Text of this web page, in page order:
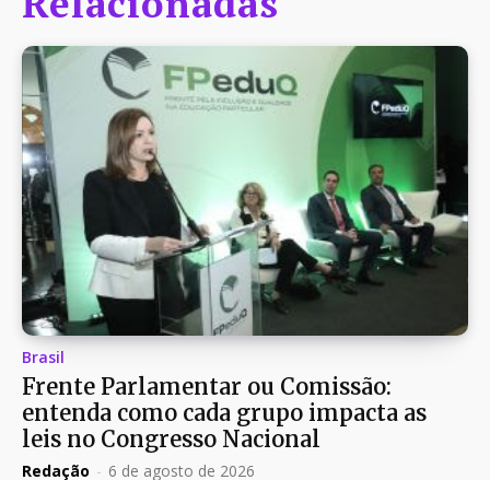
Brasil
Frente Parlamentar ou Comissão:
entenda como cada grupo impacta as
leis no Congresso Nacional
Redação - 6 de agosto de 2026